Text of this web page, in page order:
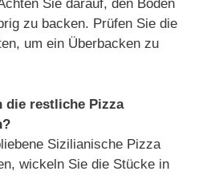
Sie darauf, den Boden
zu backen. Prüfen Sie die
um ein Überbacken zu
die restliche Pizza
Sizilianische Pizza
wickeln Sie die Stücke in